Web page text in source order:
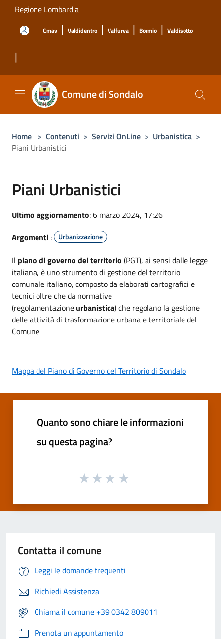
Salta al contenuto principale
Regione Lombardia
Cmav | Valdidentro | Valfurva | Bormio | Valdisotto
|
Comune di Sondalo
Home > Contenuti > Servizi OnLine > Urbanistica >
Piani Urbanistici
Piani Urbanistici
Ultimo aggiornamento: 6 marzo 2024, 17:26
Argomenti : Urbanizzazione
Il piano di governo del territorio (PGT), ai sensi dalle legge
italiana, è uno strumento di gestione del territorio
comunale italiano, composto da elaborati cartografici e
tecnici oltre che da normative
(regolamentazione urbanistica) che regolano la gestione
delle attività di trasformazione urbana e territoriale del
Comune
Mappa del Piano di Governo del Territorio di Sondalo
Quanto sono chiare le informazioni
su questa pagina?
Contatta il comune
Leggi le domande frequenti
Richiedi Assistenza
Chiama il comune +39 0342 809011
Prenota un appuntamento